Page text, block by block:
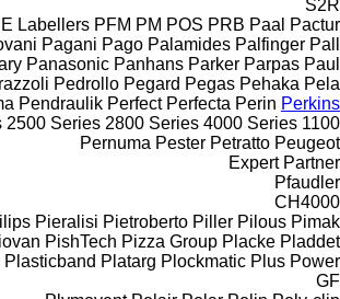
S2R
Labellers PFM PM POS PRB Paal
Pactur
Pagani Pago Palamides Palfinger Pall
Panasonic Panhans Parker Parpas Paul
Pedrollo Pegard Pegas Pehaka Pela
Pendraulik Perfect Perfecta Perin Perkins
1100 Series
2500 Series 2800 Series 4000 Series
Pernuma Pester Petratto Peugeot
Expert Partner
Pfaudler
CH4000
Pieralisi Pietroberto Piller Pilous Pimak
PishTech Pizza Group Placke Pladdet
Plasticband Platarg Plockmatic Plus Power
GF